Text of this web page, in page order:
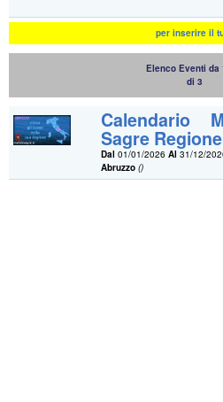
per inserire il
Elenco Eventi da
di 3
Calendario
Sagre
Dal 01/01/2026Al 31/12/
Abruzzo ()